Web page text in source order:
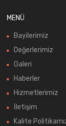
MENÜ
Bayilerimiz
Değerlerimiz
Galeri
Haberler
Hizmetlerimiz
İletişim
Kalite